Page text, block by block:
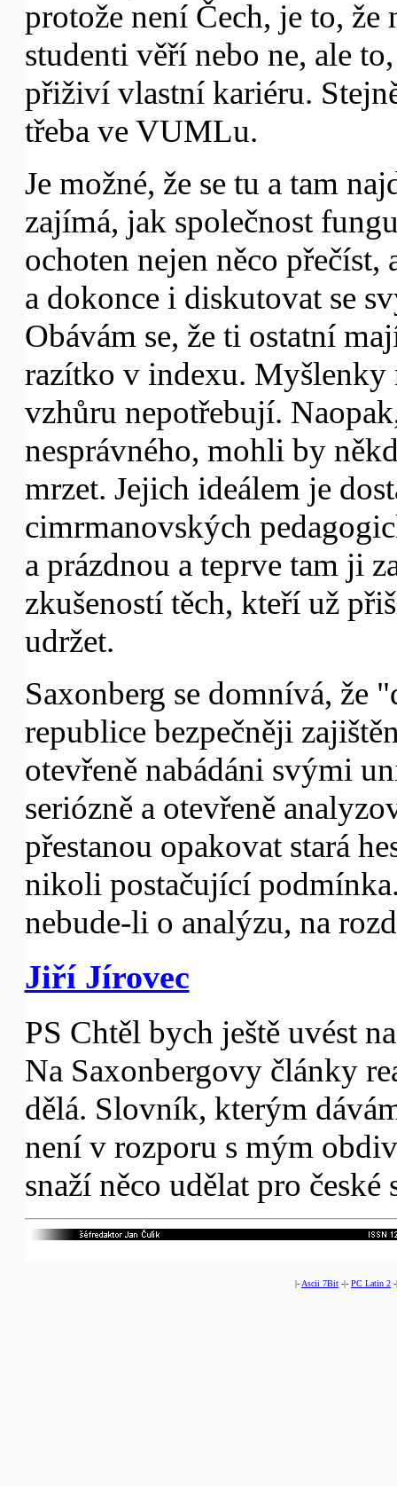
protože není Čech, je to, že
studenti věří nebo ne, ale
přiživí vlastní kariéru.
třeba ve VUMLu.
Je možné, že se tu a tam
zajímá, jak společnost
ochoten nejen něco
a dokonce i diskutovat se
Obávám se, že ti ostatní
razítko v indexu. Myšlenky
vzhůru nepotřebují.
nesprávného, mohli by
mrzet. Jejich ideálem je
cimrmanovských
a prázdnou a teprve tam ji
zkušeností těch, kteří už
udržet.
Saxonberg se domnívá, že
republice bezpečněji
otevřeně nabádáni svými
seriózně a otevřeně
přestanou opakovat stará
nikoli postačující
nebude-li o analýzu, na
Jiří Jírovec
PS Chtěl bych ještě uvést
Na Saxonbergovy články
dělá. Slovník, kterým
není v rozporu s mým
snaží něco udělat pro české
|- Ascii 7Bit -|- PC Latin 2